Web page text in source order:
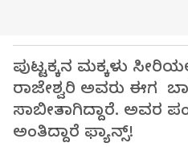
ಪುಟ್ಟಕ್ಕನ ಮಕ್ಕಳು
ರಾಜೇಶ್ವರಿ ಅವರು ಈಗ
ಸಾಬೀತಾಗಿದ್ದಾರೆ.
ಅಂತಿದ್ದಾರೆ ಫ್ಯಾನ್ಸ್​!